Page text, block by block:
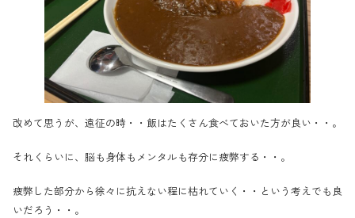
改めて思うが、遠征の時・・飯はたくさん食べておいた方が良い・・。
それくらいに、脳も身体もメンタルも存分に疲弊する・・。
疲弊した部分から徐々に抗えない程に枯れていく・・という考えでも良
いだろう・・。